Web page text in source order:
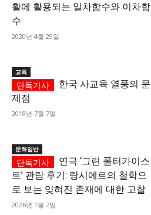
활에 활용되는 일차함수와 이차함
수
2020년 4월 29일
교육
한국 사교육 열풍의 문
제점
2018년 7월 7일
문화일반
연극 ‘그린 폴터가이스
트’ 관람 후기: 랑시에르의 철학으
로 보는 잊혀진 존재에 대한 고찰
2026년 1월 7일